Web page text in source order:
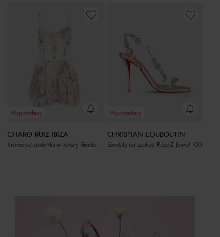
Wyprzedany
CHARO RUIZ IBIZA
Kremowa sukienka w kwiaty Gardenia
Wyprzedany
CHRISTIAN LOUBOUTIN
Sandały na szpilce Rosa Z Jewel 100